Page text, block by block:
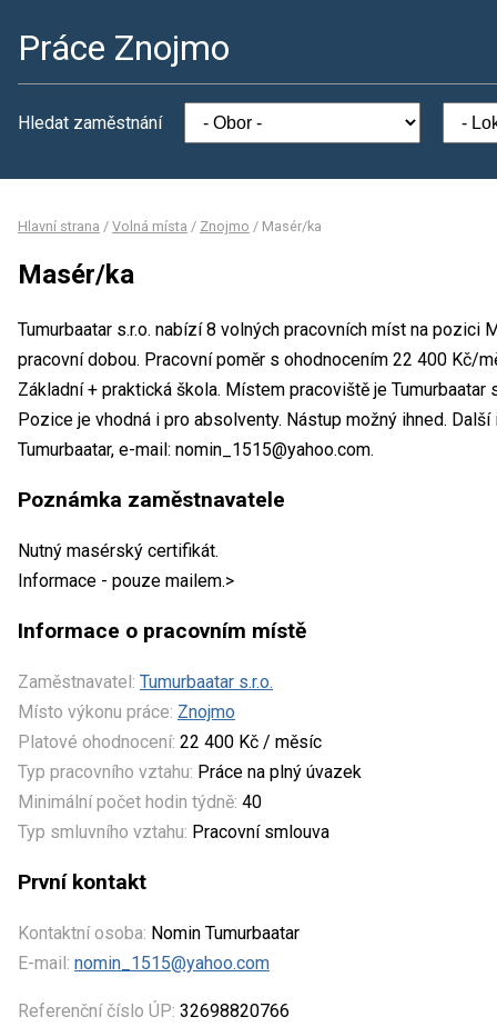
Práce Znojmo
Hledat zaměstnání
Hlavní strana / Volná místa / Znojmo / Masér/ka
Masér/ka
Tumurbaatar s.r.o. nabízí 8 volných pracovních míst na pozici
pracovní dobou. Pracovní poměr s ohodnocením 22 400 Kč/
Základní + praktická škola. Místem pracoviště je Tumurbaatar
Pozice je vhodná i pro absolventy. Nástup možný ihned.
Tumurbaatar, e-mail: nomin_1515@yahoo.com.
Poznámka zaměstnavatele
Nutný masérský certifikát.
Informace - pouze mailem.>
Informace o pracovním místě
Zaměstnavatel: Tumurbaatar s.r.o.
Místo výkonu práce: Znojmo
Platové ohodnocení: 22 400 Kč / měsíc
Typ pracovního vztahu: Práce na plný úvazek
Minimální počet hodin týdně: 40
Typ smluvního vztahu: Pracovní smlouva
První kontakt
Kontaktní osoba: Nomin Tumurbaatar
E-mail: nomin_1515@yahoo.com
Referenční číslo ÚP: 32698820766